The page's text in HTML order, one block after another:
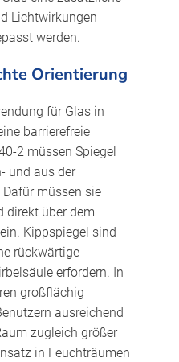
Lichtwirkungen
werden.
Orientierung
für Glas in
barrierefreie
2 müssen Spiegel
und aus der
müssen sie
direkt über dem
Kippspiegel sind
rückwärtige
erfordern. In
großflächig
ausreichend
zugleich größer
in Feuchträumen